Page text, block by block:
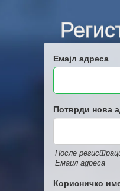
Емајл адреса
Потврди нова
После
Емаил адреса
Корисничко